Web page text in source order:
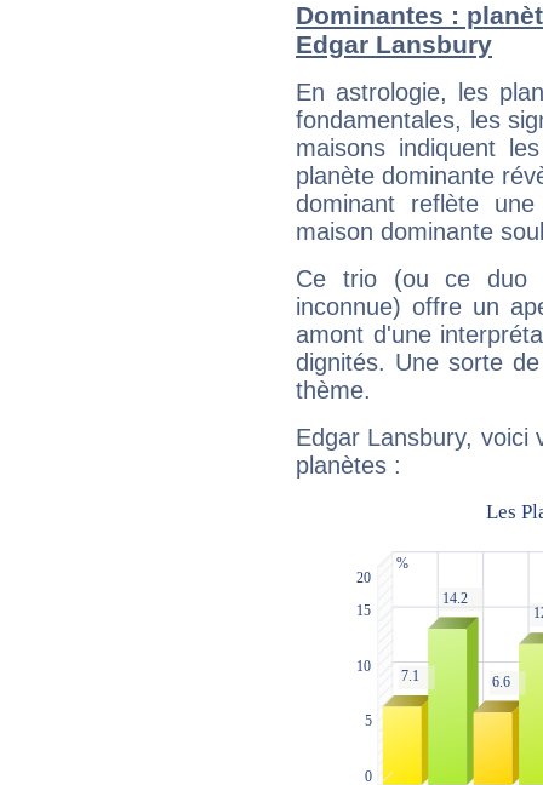
Dominantes :
Edgar Lansbury
En astrologie, les
fondamentales, les
maisons indiquent
planète dominante
dominant reflète
maison dominante
Ce trio (ou ce duo
inconnue) offre un
amont d'une
dignités. Une sorte
thème.
Edgar Lansbury, voici
planètes :